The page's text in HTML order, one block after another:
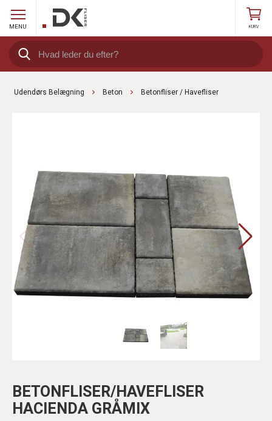
MENU KURV
Udendørs Belægning Beton Betonfliser / Havefliser
BETONFLISER/HAVEFLISER
HACIENDA GRÅMIX